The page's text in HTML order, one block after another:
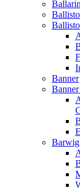
Banner
Barwig